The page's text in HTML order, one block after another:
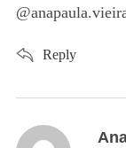
s
Reply
s